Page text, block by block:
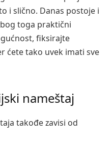
i slično. Danas postoje i
toga praktični
fiksirajte
ćete tako uvek imati sve
nameštaj
takođe zavisi od